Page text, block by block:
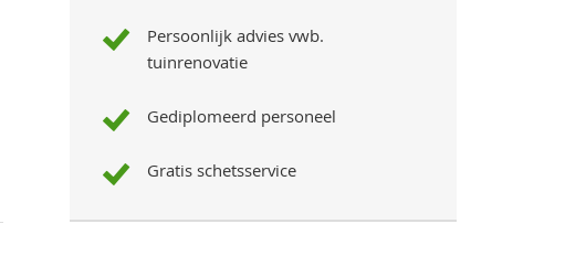
Persoonlijk advies vwb.
tuinrenovatie
Gediplomeerd personeel
Gratis schetsservice